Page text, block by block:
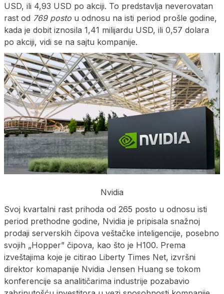
USD, ili 4,93 USD po akciji. To predstavlja neverovatan
rast od 769 posto u odnosu na isti period prošle godine,
kada je dobit iznosila 1,41 milijardu USD, ili 0,57 dolara
po akciji, vidi se na sajtu kompanije.
Nvidia
Svoj kvartalni rast prihoda od 265 posto u odnosu isti
period prethodne godine, Nvidia je pripisala snažnoj
prodaji serverskih čipova veštačke inteligencije, posebno
svojih „Hopper” čipova, kao što je H100. Prema
izveštajima koje je citirao Liberty Times Net, izvršni
direktor komapanije Nvidia Jensen Huang se tokom
konferencije sa analitičarima industrije pozabavio